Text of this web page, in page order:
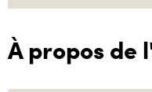
À propos de